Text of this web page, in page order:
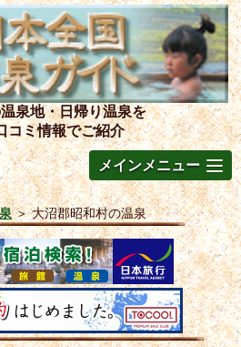
泉地・日帰り温泉を
コミ情報でご紹介
メインメニュー
＞大沼郡昭和村の温泉